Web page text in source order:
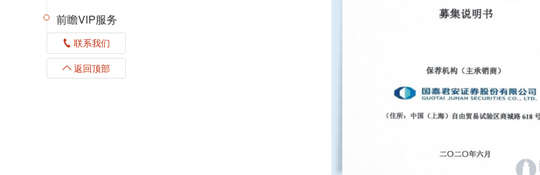
前瞻VIP服务
联系我们
返回顶部